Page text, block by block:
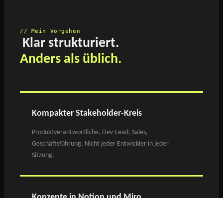
// Mein Vorgehen
Klar strukturiert.
Anders als üblich.
Kompakter Stakeholder-Kreis
Produktverantwortliche, Dev-Lead, Sales,
Geschäftsführung. Nicht jeder Entwickler in jeder
Sitzung.